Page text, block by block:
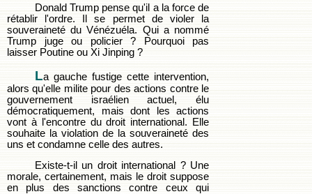
Donald Trump pense qu'il a la force de
rétablir l'ordre. Il se permet de violer la
souveraineté du Vénézuéla. Qui a nommé
Trump juge ou policier ? Pourquoi pas
laisser Poutine ou Xi Jinping ?
La gauche fustige cette intervention,
alors qu'elle milite pour des actions contre le
gouvernement israélien actuel, élu
démocratiquement, mais dont les actions
vont à l'encontre du droit international. Elle
souhaite la violation de la souveraineté des
uns et condamne celle des autres.
Existe-t-il un droit international ? Une
morale, certainement, mais le droit suppose
en plus des sanctions contre ceux qui